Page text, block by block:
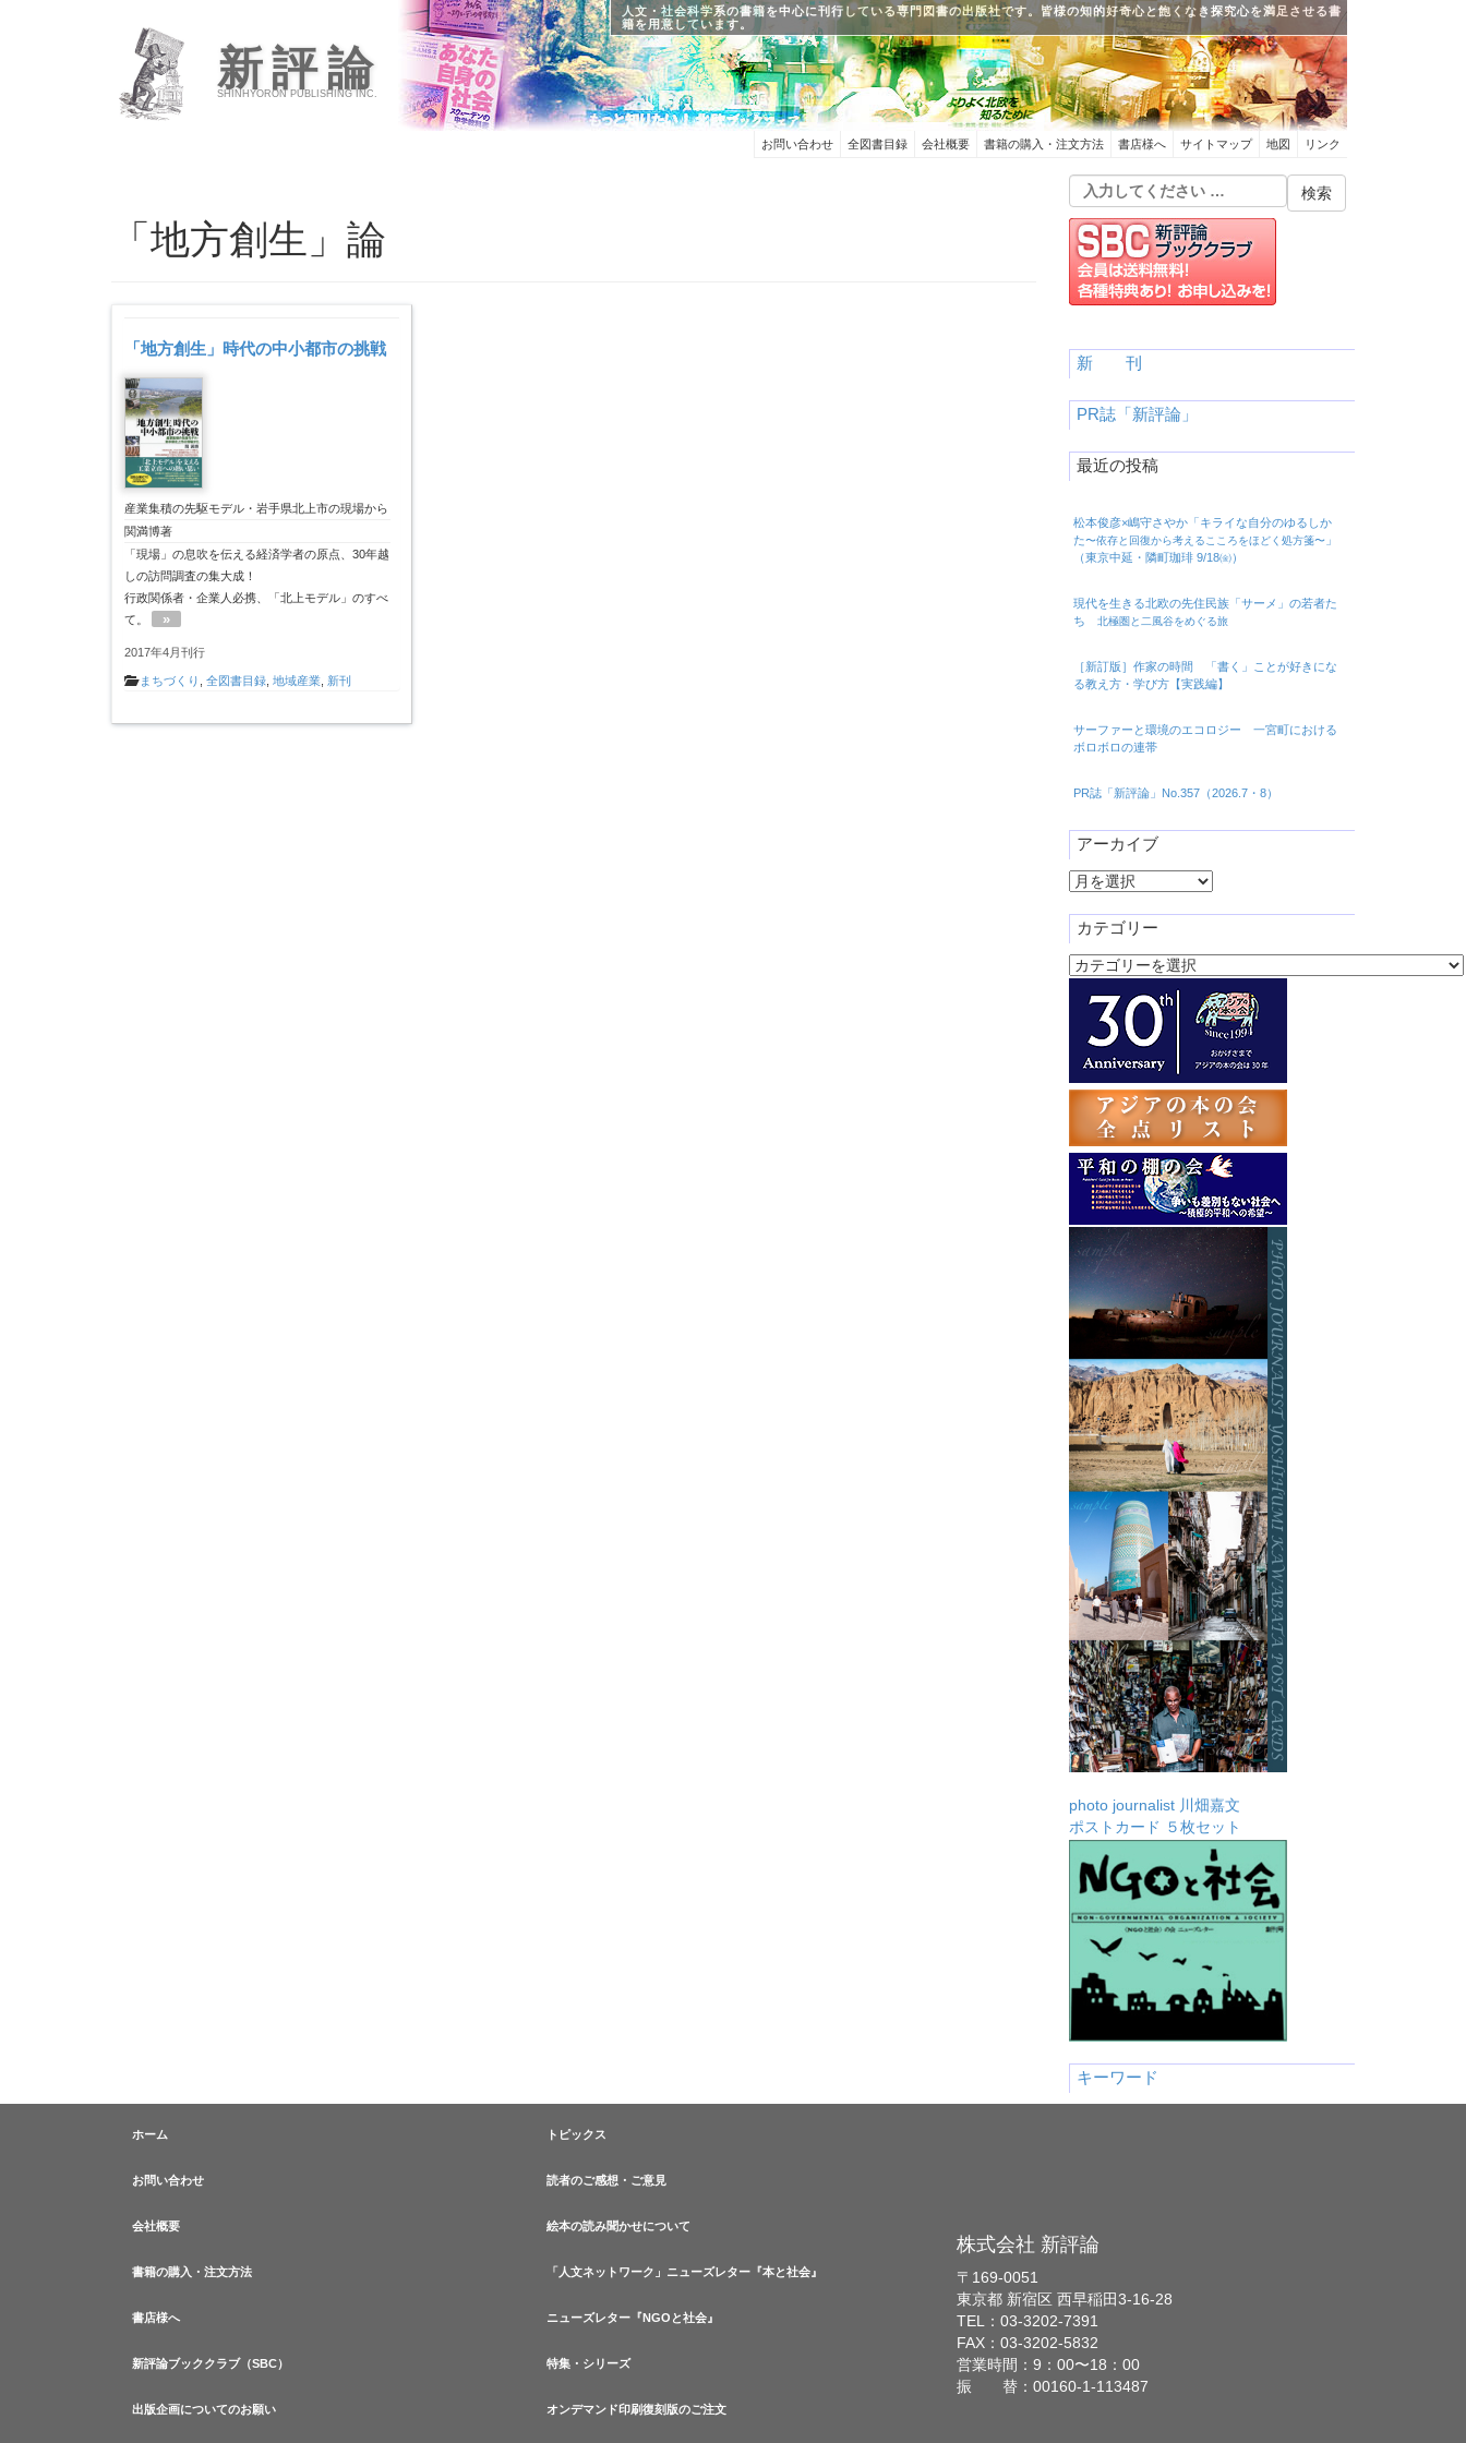
新評論
SHINHYORON PUBLISHING INC.
人文・社会科学系の書籍を中心に刊行している専門図書の出版社です。皆様の知的好奇心と飽くなき探究心を満足させる書
籍を用意しています。
お問い合わせ 全図書目録 会社概要 書籍の購入・注文方法 書店様へ サイトマップ 地図 リンク
「地方創生」論
「地方創生」時代の中小都市の挑戦
産業集積の先駆モデル・岩手県北上市の現場から
関満博著
「現場」の息吹を伝える経済学者の原点、30年越
しの訪問調査の集大成！
行政関係者・企業人必携、「北上モデル」のすべ
て。
»
2017年4月刊行
まちづくり 全図書目録 地域産業 新刊
新 刊
PR誌「新評論」
最近の投稿
松本俊彦×嶋守さやか「キライな自分のゆるしか
た〜依存と回復から考えるこころをほどく処方箋〜」
（東京中延・隣町珈琲 9/18㈮）
現代を生きる北欧の先住民族「サーメ」の若者た
ち 北極圏と二風谷をめぐる旅
［新訂版］作家の時間 「書く」ことが好きにな
る教え方・学び方【実践編】
サーファーと環境のエコロジー 一宮町における
ボロボロの連帯
PR誌「新評論」No.357（2026.7・8）
アーカイブ
ア
カ
イ
ブ
カテゴリー
カ
photo journalist 川畑嘉文
ポストカード ５枚セット
キーワード
ホーム
お問い合わせ
会社概要
書籍の購入・注文方法
書店様へ
新評論ブッククラブ（SBC）
出版企画についてのお願い
トピックス
読者のご感想・ご意見
絵本の読み聞かせについて
「人文ネットワーク」ニューズレター『本と社会』
ニューズレター『NGOと社会』
特集・シリーズ
オンデマンド印刷復刻版のご注文
株式会社 新評論
〒169-0051
東京都 新宿区 西早稲田3-16-28
TEL：03-3202-7391
FAX：03-3202-5832
営業時間：9：00〜18：00
振 替：00160-1-113487